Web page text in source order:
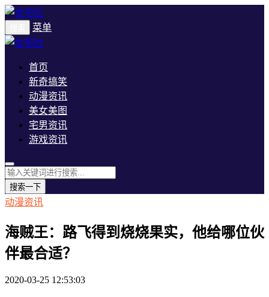
菜单
首页
新奇搞笑
动漫资讯
美女美图
宅男资讯
游戏资讯
搜索一下
动漫资讯
海贼王：路飞得到烧烧果实，他给哪位伙
伴最合适？
2020-03-25 12:53:03